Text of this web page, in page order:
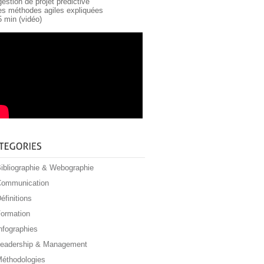
méthodes agiles expliquées
min (vidéo)
& Webographie
& Management